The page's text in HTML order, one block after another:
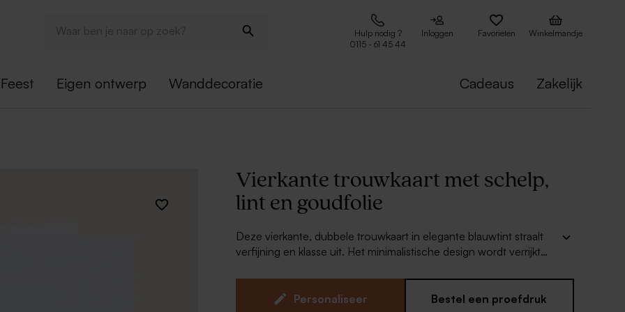
Hulp nodig ?
0115 - 61 45 44
Inloggen Favorieten Winkelmandje
Feest Eigen ontwerp Wanddecoratie Cadeaus Zakelijk
Vierkante trouwkaart met schelp,
lint en goudfolie
Deze vierkante, dubbele trouwkaart in elegante blauwtint straalt
verfijning en klasse uit. Het minimalistische design wordt verrijkt
mooi verweven is met het schelpdetail. Met deze uitnodiging
kondig je jullie huwelijksdag aan met oog voor detail. Tip: het
Personaliseer Bestel een proefdruk